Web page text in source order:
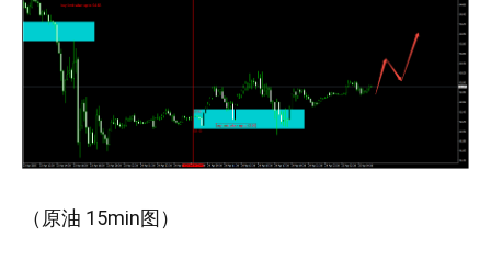
（ 原油 15min图）